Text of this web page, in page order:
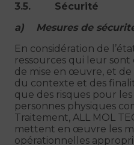
3.5. Sécurité
a) Mesures de
En considération de
ressources qui leur sont
de mise en œuvre, et
du contexte et des
que des risques pour
personnes physiques
Traitement, ALL MOL
mettent en œuvre les
opérationnelles